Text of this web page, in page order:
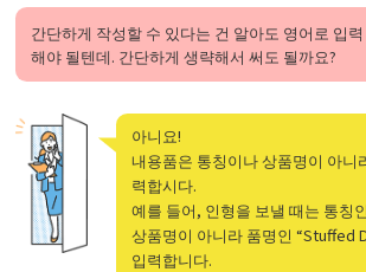
간단하게 작성할 수 있다는 건 알아도 영어로 입력
해야 될텐데. 간단하게 생략해서 써도 될까요?
아니요!
내용품은 통칭이나 상품명이 아니
력합시다.
예를 들어, 인형을 보낼 때는 통칭
상품명이 아니라 품명인 “Stuffed
입력합니다.